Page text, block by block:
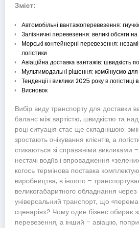
Зміст:
Автомобільні вантажоперевезення:
Залізничні перевезення: великі обсяги на
Морські контейнерні перевезення:
логістики
Авіаційна доставка вантажів: швидкість
Мультимодальні рішення: комбінуємо для
Тенденції і виклики 2025 року в
Висновок
Вибір виду транспорту для доставки
баланс між вартістю, швидкістю та
році ситуація стає ще складнішою:
зростають очікування клієнтів, а
стикаються зі справжніми викликами –
нестачі водіїв і впровадження
когось термінова поставка
виробництва, в іншого –
великогабаритного обладнання через
універсальний транспорт, що
сценаріях? Чому один бізнес обирає
перевезення, а інший – авіацію, попри